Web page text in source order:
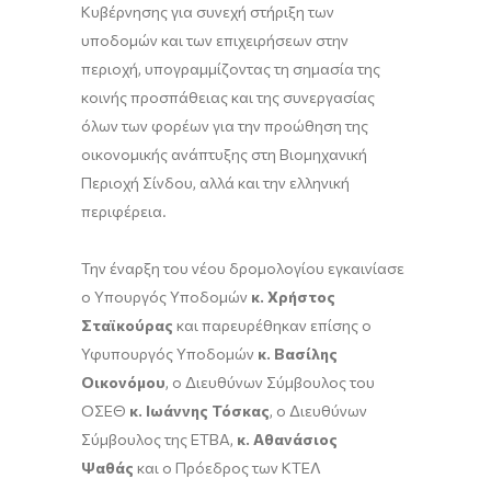
Κυβέρνησης για συνεχή στήριξη των
υποδομών και των επιχειρήσεων στην
περιοχή, υπογραμμίζοντας τη σημασία της
κοινής προσπάθειας και της συνεργασίας
όλων των φορέων για την προώθηση της
οικονομικής ανάπτυξης στη Βιομηχανική
Περιοχή Σίνδου, αλλά και την ελληνική
περιφέρεια.
Την έναρξη του νέου δρομολογίου εγκαινίασε
ο Υπουργός Υποδομών κ. Χρήστος
Σταϊκούρας και παρευρέθηκαν επίσης ο
Υφυπουργός Υποδομών κ. Βασίλης
Οικονόμου, ο Διευθύνων Σύμβουλος του
ΟΣΕΘ κ. Ιωάννης Τόσκας, ο Διευθύνων
Σύμβουλος της ΕΤΒΑ, κ. Αθανάσιος
Ψαθάς και ο Πρόεδρος των ΚΤΕΛ